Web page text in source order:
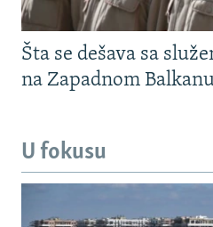
Šta se dešava sa
na Zapadnom
U fokusu